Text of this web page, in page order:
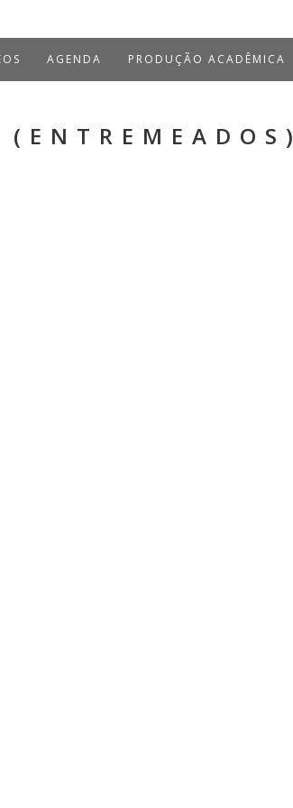
AGENDA PRODUÇÃO ACADÊMICA